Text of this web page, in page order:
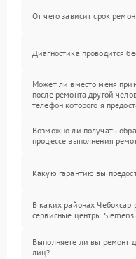
От чего зависит срок
Диагностика проводится
Может ли вместо меня
после ремонта другой
телефон которого я
Возможно ли получать
процессе выполнения
Какую гарантию вы
В каких районах Чебоксар
сервисные центры
Выполняете ли вы ремонт
лиц?